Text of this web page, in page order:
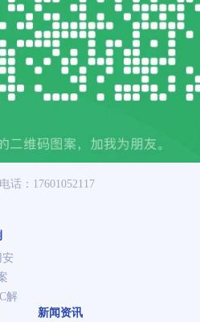
电话：17601052117
安
解
新闻资讯